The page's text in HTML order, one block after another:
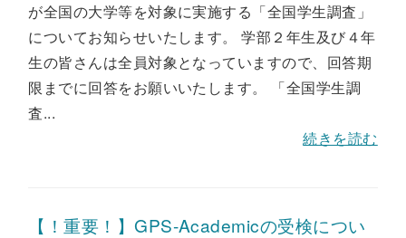
が全国の大学等を対象に実施する「全国学生調査」
についてお知らせいたします。 学部２年生及び４年
生の皆さんは全員対象となっていますので、回答期
限までに回答をお願いいたします。 「全国学生調
査...
続きを読む
【！重要！】GPS-Academicの受検につい